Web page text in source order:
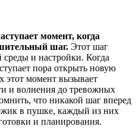
момент, когда
шаг. Этот шаг
среды и настройки. Когда
пора открыть новую
этот момент вызывает
и волнения до тревожных
что никакой шаг вперед
в пушке, каждый из них
и планирования.